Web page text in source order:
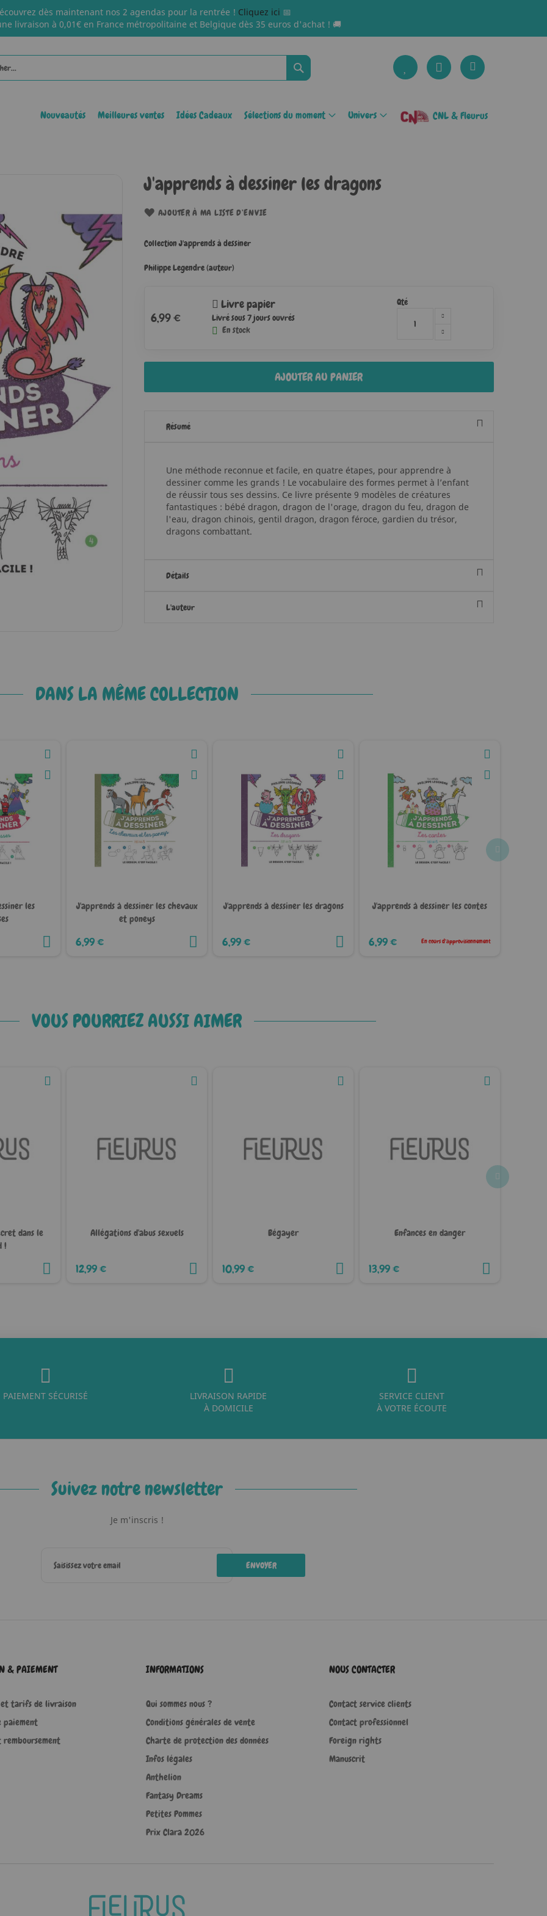
dès maintenant nos 2 agendas pour la rentrée ! Cliquez ici 📅
livraison à 0,01€ en France métropolitaine et Belgique dès 35 euros d'achat ! 🚚
Rechercher
Nouveautés Meilleures ventes Idées Cadeaux Sélections du moment Univers CNL & Fleurus
J'apprends à dessiner les dragons
AJOUTER À MA LISTE D’ENVIE
Collection J'apprends à dessiner
Philippe Legendre (auteur)
6,99 €
Livre papier
Livré sous 7 jours ouvrés
En stock
Qté
AJOUTER AU PANIER
Résumé
Une méthode reconnue et facile, en quatre étapes, pour apprendre à
dessiner comme les grands ! Le vocabulaire des formes permet à l’enfant
de réussir tous ses dessins. Ce livre présente 9 modèles de créatures
fantastiques : bébé dragon, dragon de l'orage, dragon du feu, dragon de
l'eau, dragon chinois, gentil dragon, dragon féroce, gardien du trésor,
dragons combattant.
Détails
L'auteur
DANS LA MÊME COLLECTION
les
J'apprends à dessiner les chevaux
et poneys
6,99 €
J'apprends à dessiner les dragons
6,99 €
J'apprends à dessiner les contes
6,99 € En cours d'approvisionnement
VOUS POURRIEZ AUSSI AIMER
dans le
!
Allégations d'abus sexuels
12,99 €
Bégayer
10,99 €
Enfances en danger
13,99 €
PAIEMENT SÉCURISÉ
LIVRAISON RAPIDE
À DOMICILE
SERVICE CLIENT
À VOTRE ÉCOUTE
Suivez notre newsletter
Je m'inscris !
ENVOYER
& PAIEMENT
et tarifs de livraison
paiement
remboursement
INFORMATIONS
Qui sommes nous ?
Conditions générales de vente
Charte de protection des données
Infos légales
Anthelion
Fantasy Dreams
Petites Pommes
Prix Clara 2026
NOUS CONTACTER
Contact service clients
Contact professionnel
Foreign rights
Manuscrit